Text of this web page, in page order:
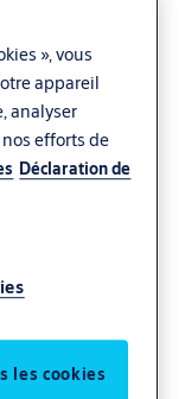
», vous
appareil
analyser
efforts de
Déclaration de
les cookies